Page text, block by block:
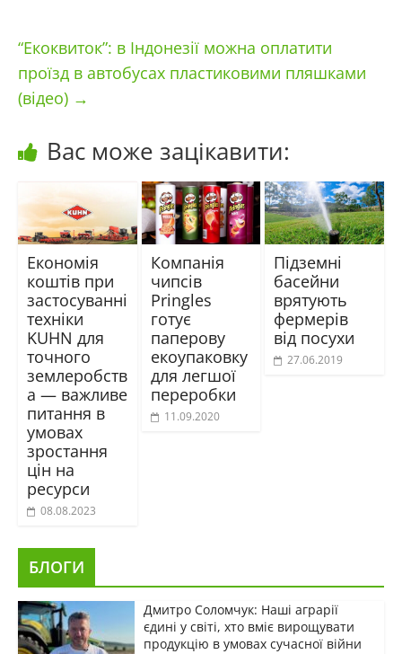
“Екоквиток”: в Індонезії можна оплатити
проїзд в автобусах пластиковими пляшками
(відео) →
Вас може зацікавити:
Економія
коштів при
застосуванні
техніки
KUHN для
точного
землеробств
а — важливе
питання в
умовах
зростання
цін на
ресурси
08.08.2023
Компанія
чипсів
Pringles
готує
паперову
екоупаковку
для легшої
переробки
11.09.2020
Підземні
басейни
врятують
фермерів
від посухи
27.06.2019
БЛОГИ
Дмитро Соломчук: Наші аграрії
єдині у світі, хто вміє вирощувати
продукцію в умовах сучасної війни